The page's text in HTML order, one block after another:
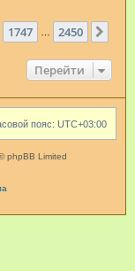
1747 2450
Перейти
пояс: UTC+03:00
phpBB Limited